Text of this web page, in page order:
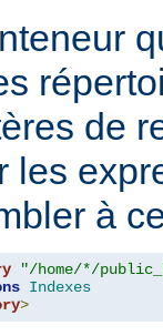
de
les
à
"/home/*/
Indexes
>